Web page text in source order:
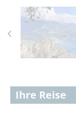
Ihre Reise